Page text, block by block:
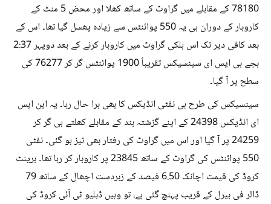
78180 کے مقابلے میں گراوٹ کے ساتھ کھلا اور محض 5 منٹ کے
کاروبار کے دوران ہی یہ 550 پوائنٹس سے زیادہ پھسل گیا تھا۔ اس کے
بعد کافی دیر تک اس ہلکی گراوٹ میں کاروبار کرنے کے بعد دوپہر 2:37
بجے بی ایس ای سینسیکس تقریباً 1900 پوائنٹس گر کر 76277 کی
سطح پر آ گیا۔
سینسیکس کی طرح ہی نفٹی انڈیکس کا بھی برا حال رہا۔ یہ این ایس
ای انڈیکس 24398 کے اپنے گزشتہ بند کے مقابلے کھلتے ہی گر کر
24259 پر آ گیا اور اس میں گراوٹ کی رفتار بھی تیز ہو گئی۔ نفٹی
550 پوائنٹس کی گراوٹ کے ساتھ 23845 پر کاروبار کر رہا تھا۔ برینٹ
کروڈ کی قیمت اچانک 6.50 فیصد کے زبردست اچھال کے ساتھ 79
ڈالر فی بیرل کے قریب پہنچ گئی ہے، تو وہیں ڈبلیو ٹی آئی کروڈ کی